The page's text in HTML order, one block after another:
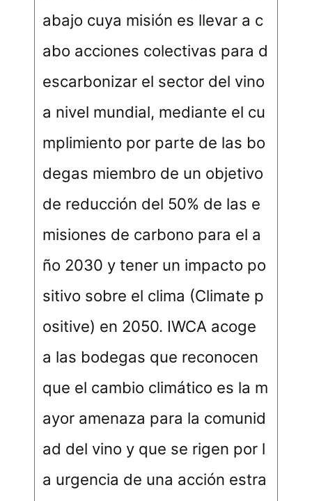
abajo cuya misión es llevar a c
abo acciones colectivas para d
escarbonizar el sector del vino
a nivel mundial, mediante el cu
mplimiento por parte de las bo
degas miembro de un objetivo
de reducción del 50% de las e
misiones de carbono para el a
ño 2030 y tener un impacto po
sitivo sobre el clima (Climate p
ositive) en 2050. IWCA acoge
a las bodegas que reconocen
que el cambio climático es la m
ayor amenaza para la comunid
ad del vino y que se rigen por l
a urgencia de una acción estra